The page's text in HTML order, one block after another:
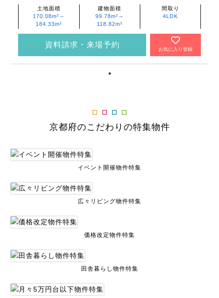
土地面積
170.08m²～
184.33m²
建物面積
99.78m²～
118.82m²
間取り
4LDK
資料請求・来場予約
お気に入り登録
京都府のこだわりの特集物件
イベント開催物件特集
広々リビング物件特集
価格改定物件特集
田舎暮らし物件特集